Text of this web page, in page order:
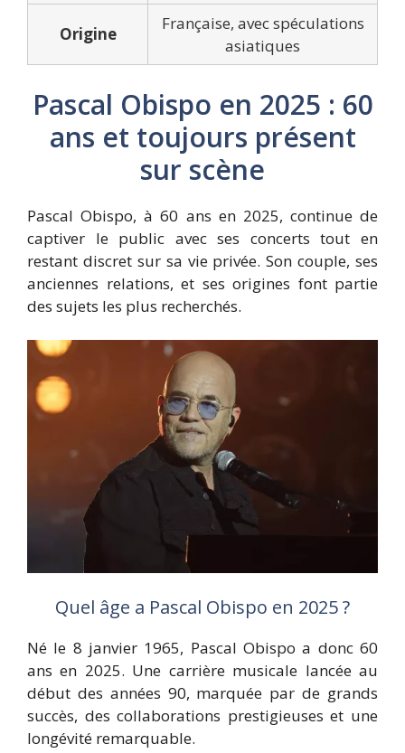
Origine
Française, avec spéculations
asiatiques
Pascal Obispo en 2025 : 60
ans et toujours présent
sur scène
Pascal Obispo, à 60 ans en 2025, continue de
captiver le public avec ses concerts tout en
restant discret sur sa vie privée. Son couple, ses
anciennes relations, et ses origines font partie
des sujets les plus recherchés.
Quel âge a Pascal Obispo en 2025 ?
Né le 8 janvier 1965, Pascal Obispo a donc 60
ans en 2025. Une carrière musicale lancée au
début des années 90, marquée par de grands
succès, des collaborations prestigieuses et une
longévité remarquable.